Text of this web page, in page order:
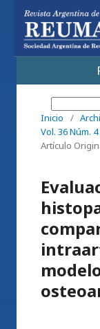
Inicio /
Vol. 36 Núm.
Artículo